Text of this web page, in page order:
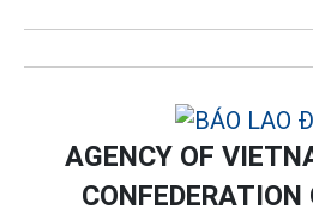
AGENCY OF
CONFEDERATION